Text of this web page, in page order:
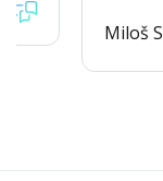
Miloš